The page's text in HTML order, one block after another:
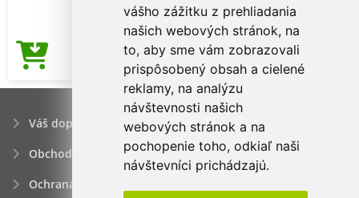
vášho zážitku z prehliadania
našich webových stránok, na
to, aby sme vám zobrazovali
prispôsobený obsah a cielené
reklamy, na analýzu
návštevnosti našich
webových stránok a na
pochopenie toho, odkiaľ naši
návštevníci prichádzajú.
Cena od 3,72€
Váš dopyt
Obchodné podmienky
Ochrana osobných údajov